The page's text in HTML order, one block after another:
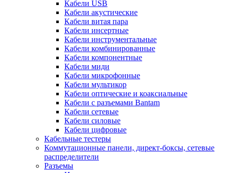
Кабели USB
Кабели акустические
Кабели витая пара
Кабели инсертные
Кабели инструментальные
Кабели комбинированные
Кабели компонентные
Кабели миди
Кабели микрофонные
Кабели мультикор
Кабели оптические и коаксиальные
Кабели с разъемами Bantam
Кабели сетевые
Кабели силовые
Кабели цифровые
Кабельные тестеры
Коммутационные панели, директ-боксы, сетевые
распределители
Разъемы